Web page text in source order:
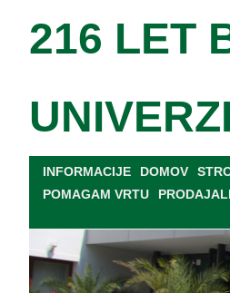
216 LET
INFORMACIJE DOMOV
TISKOVNE KONFERENCE
POMAGAM VRTU